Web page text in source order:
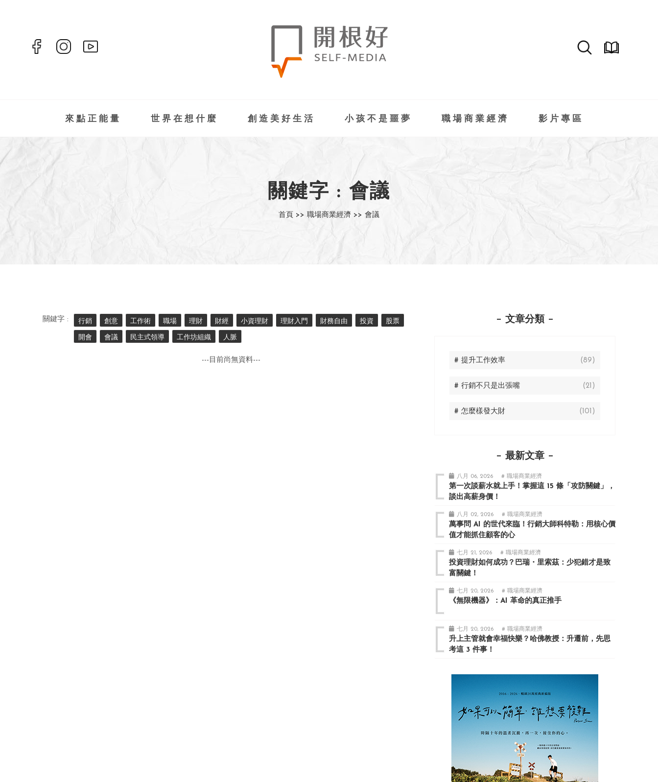
來點正能量 世界在想什麼 創造美好生活 小孩不是噩夢 職場商業經濟 影片專區
關鍵字 : 會議
首頁 >> 職場商業經濟 >> 會議
關鍵字 : 行銷 創意 工作術 職場 理財 財經 小資理財 理財入門 財務自由 投資 股票
開會 會議 民主式領導 工作坊組織 人脈
---目前尚無資料---
文章分類
# 提升工作效率 (89)
# 行銷不只是出張嘴 (21)
# 怎麼樣發大財 (101)
最新文章
八月 06, 2026 # 職場商業經濟
第一次談薪水就上手！掌握這 15 條「攻防關鍵」，
談出高薪身價！
八月 02, 2026 # 職場商業經濟
萬事問 AI 的世代來臨！行銷大師科特勒：用核心價
值才能抓住顧客的心
七月 21, 2026 # 職場商業經濟
投資理財如何成功？巴瑞・里索茲：少犯錯才是致
富關鍵！
七月 20, 2026 # 職場商業經濟
《無限機器》：AI 革命的真正推手
七月 20, 2026 # 職場商業經濟
升上主管就會幸福快樂？哈佛教授：升遷前，先思
考這 3 件事！